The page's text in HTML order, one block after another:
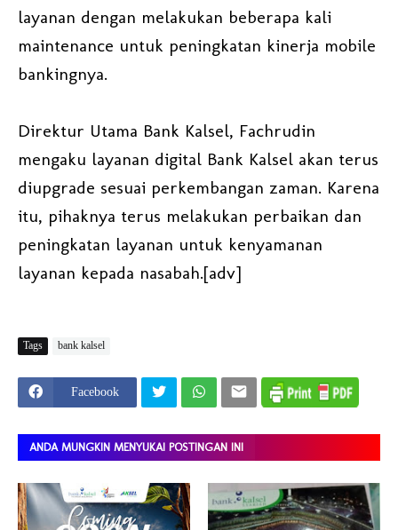
layanan dengan melakukan beberapa kali
maintenance untuk peningkatan kinerja mobile
bankingnya.
Direktur Utama Bank Kalsel, Fachrudin
mengaku layanan digital Bank Kalsel akan terus
diupgrade sesuai perkembangan zaman. Karena
itu, pihaknya terus melakukan perbaikan dan
peningkatan layanan untuk kenyamanan
layanan kepada nasabah.[adv]
Tags bank kalsel
Facebook
ANDA MUNGKIN MENYUKAI POSTINGAN INI